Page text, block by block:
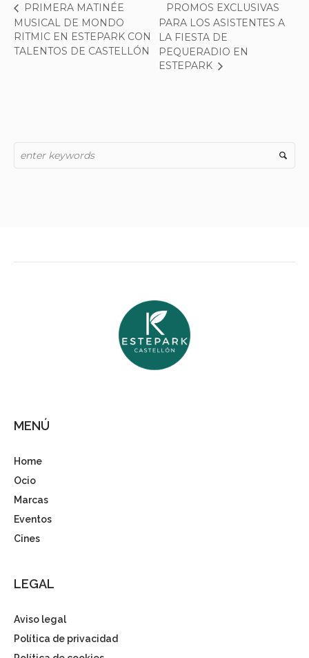
PRIMERA MATINÉE
MUSICAL DE MONDO
RITMIC EN ESTEPARK CON
TALENTOS DE CASTELLÓN
PROMOS EXCLUSIVAS
PARA LOS ASISTENTES A
LA FIESTA DE
PEQUERADIO EN
ESTEPARK
MENÚ
Home
Ocio
Marcas
Eventos
Cines
LEGAL
Aviso legal
Política de privacidad